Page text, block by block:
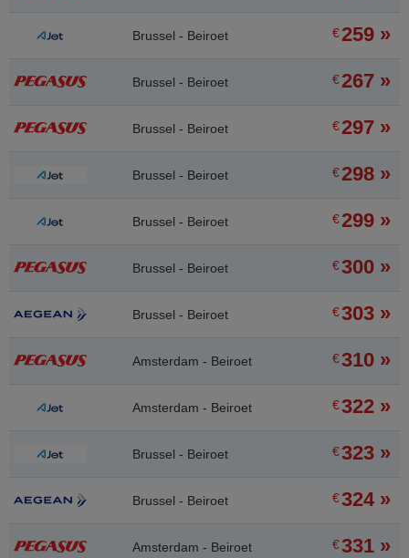
Brussel - Beiroet €259 »
Brussel - Beiroet €267 »
Brussel - Beiroet €297 »
Brussel - Beiroet €298 »
Brussel - Beiroet €299 »
Brussel - Beiroet €300 »
Brussel - Beiroet €303 »
Amsterdam - Beiroet €310 »
Amsterdam - Beiroet €322 »
Brussel - Beiroet €323 »
Brussel - Beiroet €324 »
Amsterdam - Beiroet €331 »